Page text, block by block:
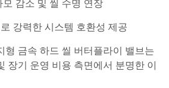
감소 및 씰 수명 연장
강력한 시스템 호환성 제공
형 금속 하드 씰 버터플라이 밸브는
장기 운영 비용 측면에서 분명한 이